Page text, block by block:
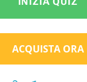
ACQUISTA ORA